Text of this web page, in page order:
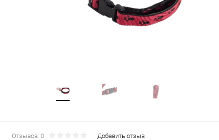
Отзывов: 0
Добавить отзыв